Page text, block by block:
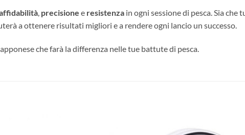
, precisione e resistenza in ogni sessione di pesca. Sia
a ottenere risultati migliori e a rendere ogni lancio un successo.
che farà la differenza nelle tue battute di pesca.